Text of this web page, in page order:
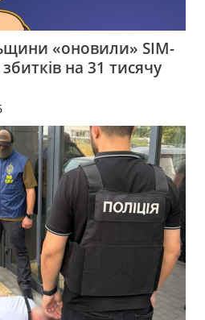
«оновили» SIM-
на 31 тисячу